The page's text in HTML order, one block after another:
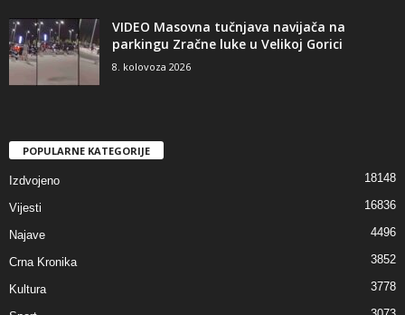
VIDEO Masovna tučnjava navijača na
parkingu Zračne luke u Velikoj Gorici
8. kolovoza 2026
POPULARNE KATEGORIJE
Izdvojeno 18148
Vijesti 16836
Najave 4496
Crna Kronika 3852
Kultura 3778